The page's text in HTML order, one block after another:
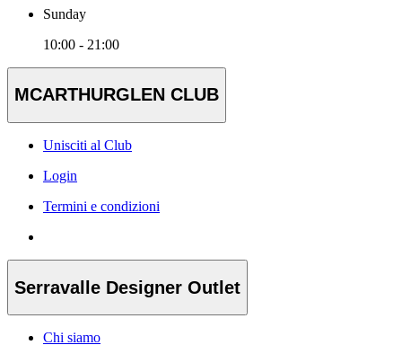
Sunday
10:00 - 21:00
MCARTHURGLEN CLUB
Unisciti al Club
Login
Termini e condizioni
Serravalle Designer Outlet
Chi siamo